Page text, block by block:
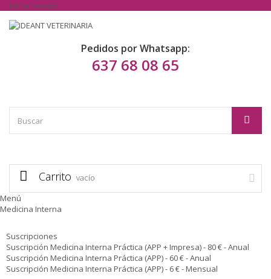
Iniciar sesión
Pedidos por Whatsapp:
637 68 08 65
Carrito vacío
Menú
Medicina Interna
Suscripciones
Suscripción Medicina Interna Práctica (APP + Impresa) - 80 € - Anual
Suscripción Medicina Interna Práctica (APP) - 60 € - Anual
Suscripción Medicina Interna Práctica (APP) - 6 € - Mensual